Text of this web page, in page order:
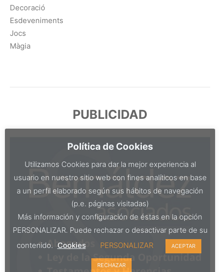
Decoració
Esdeveniments
Jocs
Màgia
PUBLICIDAD
Política de Cookies
Utilizamos Cookies para dar la mejor experiencia al
usuario en nuestro sitio web con fines analíticos en base
a un perfil elaborado según sus hábitos de navegación
(p.e. páginas visitadas)
Más información y configuración de éstas en la opción
PERSONALIZAR. Puede rechazar o desactivar parte de su
contenido. Cookies PERSONALIZAR ACEPTAR
RECHAZAR